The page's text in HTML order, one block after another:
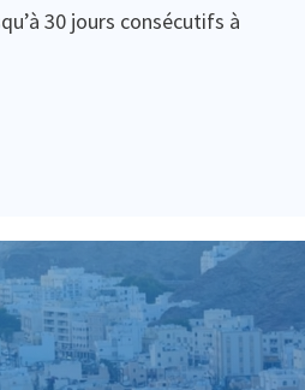
30 jours consécutifs à